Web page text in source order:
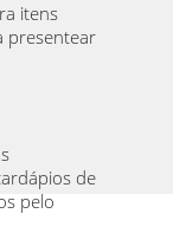
itens
presentear
de
pelo